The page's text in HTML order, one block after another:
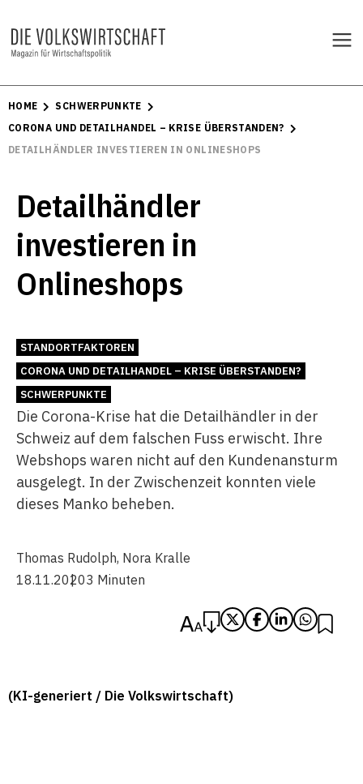
HOME
SCHWERPUNKTE
CORONA UND DETAILHANDEL – KRISE ÜBERSTANDEN?
DETAILHÄNDLER INVESTIEREN IN ONLINESHOPS
Detailhändler
investieren in
Onlineshops
STANDORTFAKTOREN
CORONA UND DETAILHANDEL – KRISE ÜBERSTANDEN?
SCHWERPUNKTE
Die Corona-Krise hat die Detailhändler in der
Schweiz auf dem falschen Fuss erwischt. Ihre
Webshops waren nicht auf den Kundenansturm
ausgelegt. In der Zwischenzeit konnten viele
dieses Manko beheben.
Thomas Rudolph, Nora Kralle
18.11.20203 Minuten
(KI-generiert / Die Volkswirtschaft)